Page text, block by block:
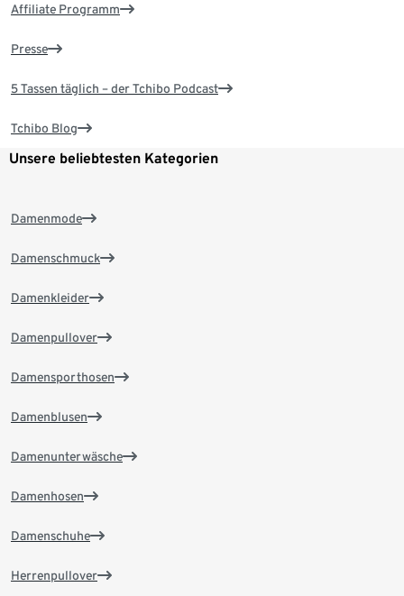
Affiliate Programm
Presse
5 Tassen täglich – der Tchibo Podcast
Tchibo Blog
Unsere beliebtesten Kategorien
Damenmode
Damenschmuck
Damenkleider
Damenpullover
Damensporthosen
Damenblusen
Damenunterwäsche
Damenhosen
Damenschuhe
Herrenpullover